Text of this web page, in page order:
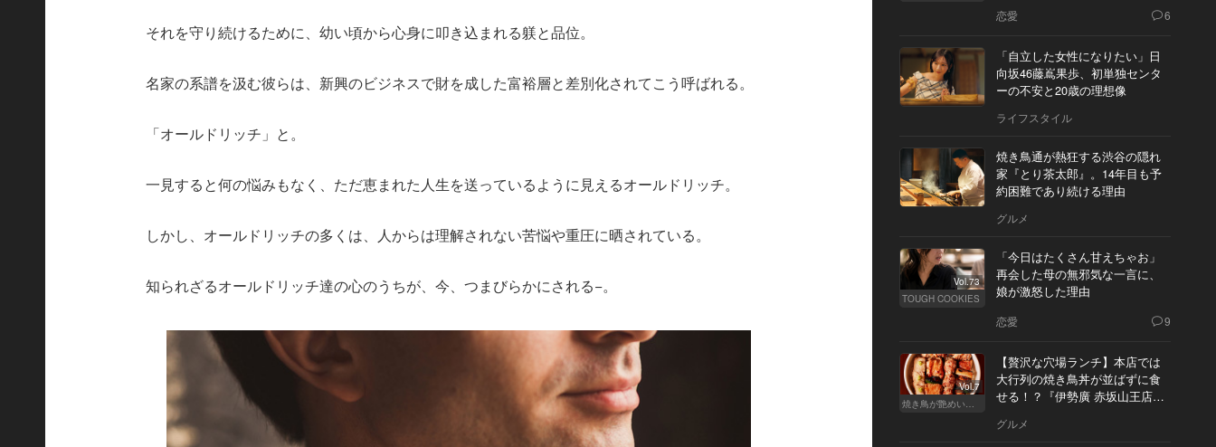
それを守り続けるために、幼い頃から心身に叩き込まれる躾と品位。
名家の系譜を汲む彼らは、新興のビジネスで財を成した富裕層と差別化されてこう呼ばれる。
「オールドリッチ」と。
一見すると何の悩みもなく、ただ恵まれた人生を送っているように見えるオールドリッチ。
しかし、オールドリッチの多くは、人からは理解されない苦悩や重圧に晒されている。
知られざるオールドリッチ達の心のうちが、今、つまびらかにされる−。
恋愛 6
「自立した女性になりたい」日
向坂46藤嶌果歩、初単独センタ
ーの不安と20歳の理想像
ライフスタイル
焼き鳥通が熱狂する渋谷の隠れ
家『とり茶太郎』。14年目も予
約困難であり続ける理由
グルメ
Vol.73
TOUGH COOKIES
「今日はたくさん甘えちゃお」
再会した母の無邪気な一言に、
娘が激怒した理由
恋愛 9
Vol.7
焼き鳥が艶めいてきた
【贅沢な穴場ランチ】本店では
大行列の焼き鳥丼が並ばずに食
せる！？『伊勢廣 赤坂山王店』
グルメ